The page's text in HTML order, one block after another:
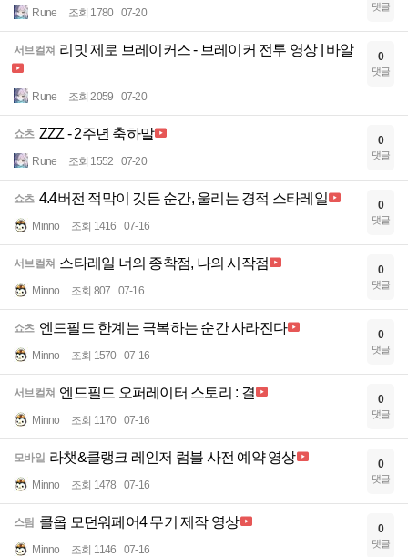
Rune 조회 1780 07-20 댓글
서브컬쳐 리밋 제로 브레이커스 - 브레이커 전투 영상 | 바알
Rune 조회 2059 07-20
0
댓글
쇼츠 ZZZ - 2주년 축하말
Rune 조회 1552 07-20
0
댓글
쇼츠 4.4버전 적막이 깃든 순간, 울리는 경적 스타레일
Minno 조회 1416 07-16
0
댓글
서브컬쳐 스타레일 너의 종착점, 나의 시작점
Minno 조회 807 07-16
0
댓글
쇼츠 엔드필드 한계는 극복하는 순간 사라진다
Minno 조회 1570 07-16
0
댓글
서브컬쳐 엔드필드 오퍼레이터 스토리 : 결
Minno 조회 1170 07-16
0
댓글
모바일 라챗&클랭크 레인저 럼블 사전 예약 영상
Minno 조회 1478 07-16
0
댓글
스팀 콜옵 모던워페어4 무기 제작 영상
Minno 조회 1146 07-16
0
댓글